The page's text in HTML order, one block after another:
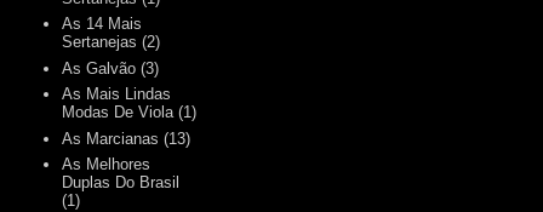
As 14 Mais
Sertanejas (2)
As Galvão (3)
As Mais Lindas
Modas De Viola (1)
As Marcianas (13)
As Melhores
Duplas Do Brasil
(1)